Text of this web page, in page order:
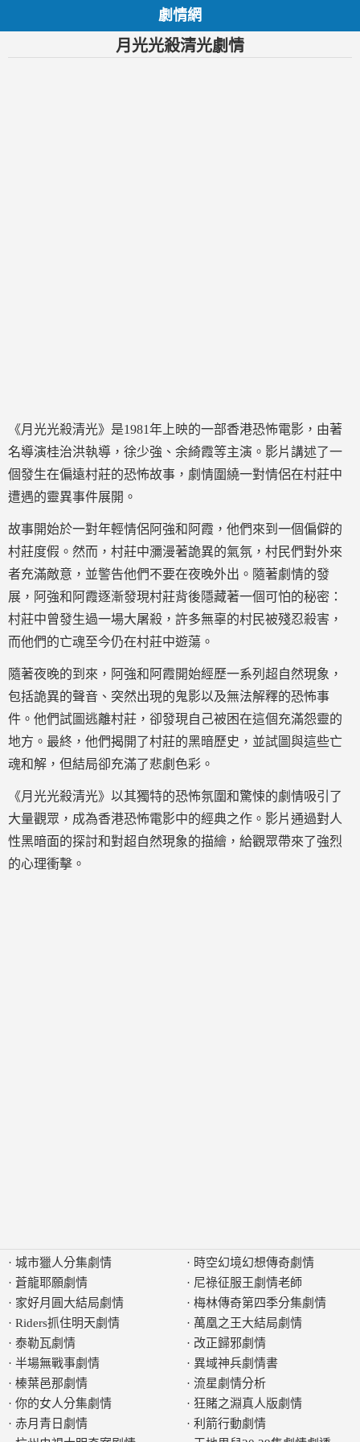
劇情網
月光光殺清光劇情
《月光光殺清光》是1981年上映的一部香港恐怖電影，由著
名導演桂治洪執導，徐少強、余綺霞等主演。影片講述了一
個發生在偏遠村莊的恐怖故事，劇情圍繞一對情侶在村莊中
遭遇的靈異事件展開。
故事開始於一對年輕情侶阿強和阿霞，他們來到一個偏僻的
村莊度假。然而，村莊中瀰漫著詭異的氣氛，村民們對外來
者充滿敵意，並警告他們不要在夜晚外出。隨著劇情的發
展，阿強和阿霞逐漸發現村莊背後隱藏著一個可怕的秘密：
村莊中曾發生過一場大屠殺，許多無辜的村民被殘忍殺害，
而他們的亡魂至今仍在村莊中遊蕩。
隨著夜晚的到來，阿強和阿霞開始經歷一系列超自然現象，
包括詭異的聲音、突然出現的鬼影以及無法解釋的恐怖事
件。他們試圖逃離村莊，卻發現自己被困在這個充滿怨靈的
地方。最終，他們揭開了村莊的黑暗歷史，並試圖與這些亡
魂和解，但結局卻充滿了悲劇色彩。
《月光光殺清光》以其獨特的恐怖氛圍和驚悚的劇情吸引了
大量觀眾，成為香港恐怖電影中的經典之作。影片通過對人
性黑暗面的探討和對超自然現象的描繪，給觀眾帶來了強烈
的心理衝擊。
· 城市獵人分集劇情
· 蒼龍耶願劇情
· 家好月圓大結局劇情
· Riders抓住明天劇情
· 泰勒瓦劇情
· 半場無戰事劇情
· 榛葉邑那劇情
· 你的女人分集劇情
· 赤月青日劇情
· 時空幻境幻想傳奇劇情
· 尼祿征服王劇情老師
· 梅林傳奇第四季分集劇情
· 萬凰之王大結局劇情
· 改正歸邪劇情
· 異域神兵劇情書
· 流星劇情分析
· 狂賭之淵真人版劇情
· 利箭行動劇情